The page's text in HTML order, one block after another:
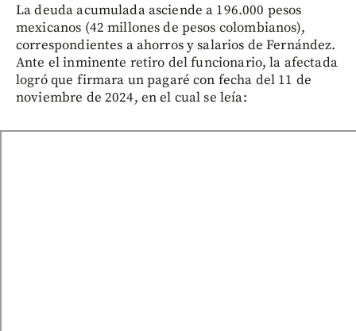
La deuda acumulada asciende a 196.000 pesos
mexicanos (42 millones de pesos colombianos),
correspondientes a ahorros y salarios de Fernández.
Ante el inminente retiro del funcionario, la afectada
logró que firmara un pagaré con fecha del 11 de
noviembre de 2024, en el cual se leía: